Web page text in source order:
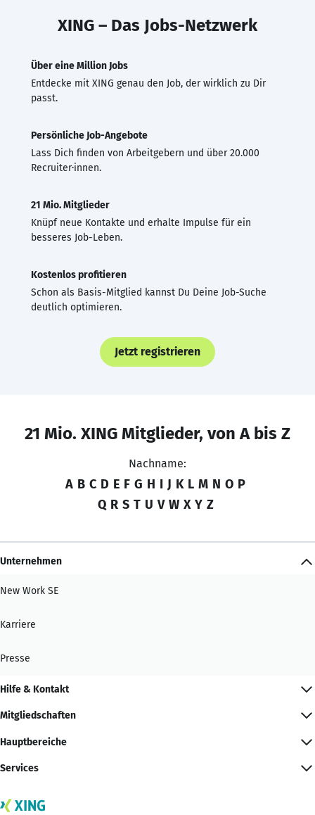
XING – Das Jobs-Netzwerk
Über eine Million Jobs
Entdecke mit XING genau den Job, der wirklich zu Dir
passt.
Persönliche Job-Angebote
Lass Dich finden von Arbeitgebern und über 20.000
Recruiter·innen.
21 Mio. Mitglieder
Knüpf neue Kontakte und erhalte Impulse für ein
besseres Job-Leben.
Kostenlos profitieren
Schon als Basis-Mitglied kannst Du Deine Job-Suche
deutlich optimieren.
Jetzt registrieren
21 Mio. XING Mitglieder, von A bis Z
Nachname:
A B C D E F G H I J K L M N O P
Q R S T U V W X Y Z
Unternehmen
New Work SE
Karriere
Presse
Hilfe & Kontakt
Mitgliedschaften
Hauptbereiche
Services